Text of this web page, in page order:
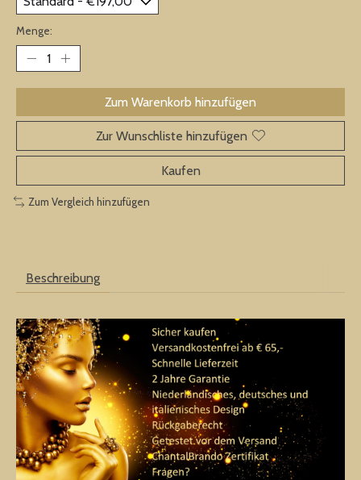
Menge:
Zum Warenkorb hinzufügen
Zur Wunschliste hinzufügen
Kaufen
Zum Vergleich hinzufügen
Beschreibung